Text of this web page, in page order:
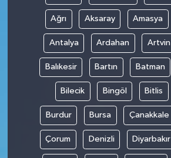
Ağrı Aksaray Amasya
Antalya Ardahan Artvin
Balıkesir Bartın Batman
Bilecik Bingöl Bitlis
Burdur Bursa Çanakkale
Çorum Denizli Diyarbakır